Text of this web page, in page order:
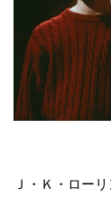
Ｊ・Ｋ・ロー